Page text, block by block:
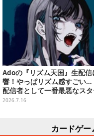
Adoの『リズム天国』生配信
響！やっぱリズム感すごい…
配信者として一番最悪なス
ト」と語るおちゃめなミスも
2026.7.16
カードゲ